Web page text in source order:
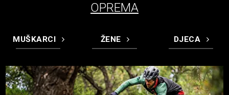
OPREMA
MUŠKARCI ŽENE DJECA